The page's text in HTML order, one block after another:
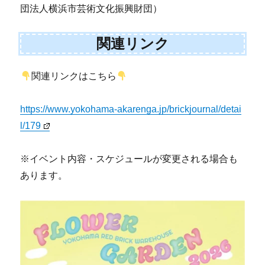
団法人横浜市芸術文化振興財団）
関連リンク
関連リンクはこちら
https://www.yokohama-akarenga.jp/brickjournal/detai
l/179
※イベント内容・スケジュールが変更される場合も
あります。